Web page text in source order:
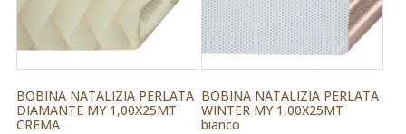
BOBINA NATALIZIA PERLATA
DIAMANTE MY 1,00X25MT
CREMA
BOBINA NATALIZIA PERLATA
WINTER MY 1,00X25MT
bianco